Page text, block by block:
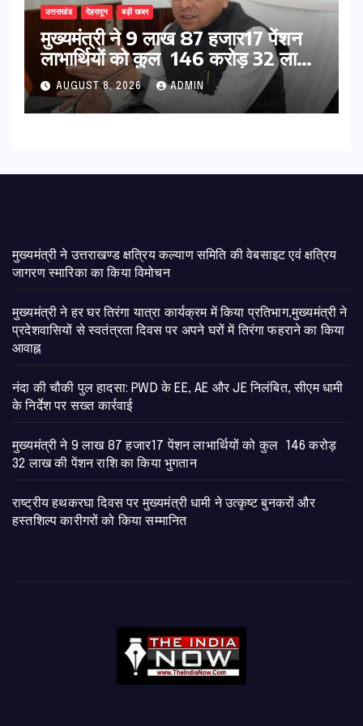
उत्तराखंड देहरादून बड़ी खबर
मुख्यमंत्री ने 9 लाख 87 हजार17 पेंशन
लाभार्थियों को कुल 146 करोड़ 32 लाख
की पेंशन राशि का किया भुगतान
AUGUST 8, 2026 ADMIN
मुख्यमंत्री ने उत्तराखण्ड क्षत्रिय कल्याण समिति की वेबसाइट एवं क्षत्रिय
जागरण स्मारिका का किया विमोचन
मुख्यमंत्री ने हर घर तिरंगा यात्रा कार्यक्रम में किया प्रतिभाग,मुख्यमंत्री ने
प्रदेशवासियों से स्वतंत्रता दिवस पर अपने घरों में तिरंगा फहराने का किया
आवाह्न
नंदा की चौकी पुल हादसा: PWD के EE, AE और JE निलंबित, सीएम धामी
के निर्देश पर सख्त कार्रवाई
मुख्यमंत्री ने 9 लाख 87 हजार17 पेंशन लाभार्थियों को कुल 146 करोड़
32 लाख की पेंशन राशि का किया भुगतान
राष्ट्रीय हथकरघा दिवस पर मुख्यमंत्री धामी ने उत्कृष्ट बुनकरों और
हस्तशिल्प कारीगरों को किया सम्मानित